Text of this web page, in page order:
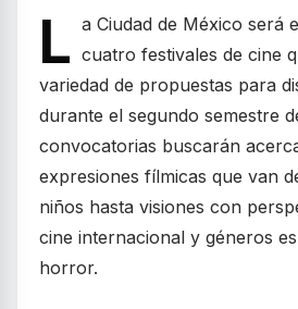
L a Ciudad de México será
cuatro festivales de cine
variedad de propuestas para
durante el segundo semestre
convocatorias buscarán
expresiones fílmicas que van
niños hasta visiones con
cine internacional y géneros
horror.